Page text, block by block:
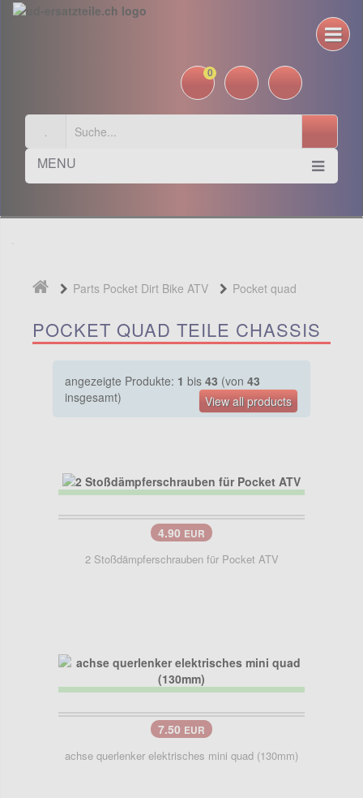
0
MENU
Parts Pocket Dirt Bike ATV
Pocket quad
Teile
Chassis
POCKET QUAD TEILE CHASSIS
angezeigte Produkte: 1 bis 43 (von 43
insgesamt)
View all products
4.90 EUR
2 Stoßdämpferschrauben für Pocket ATV
7.50 EUR
achse querlenker elektrisches mini quad (130mm)